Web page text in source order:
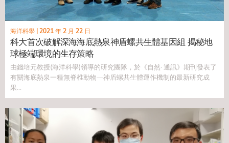
海洋科學 2021 年 2 月 22 日
科大首次破解深海海底熱泉神盾螺共生體基因組 揭秘地
球極端環境的生存策略
由錢培元教授(海洋科學)領導的研究團隊，於《自然· 通訊》期刊發表了
有關海底熱泉一種無脊椎動物—神盾螺共生體運作機制的最新研究成
果...